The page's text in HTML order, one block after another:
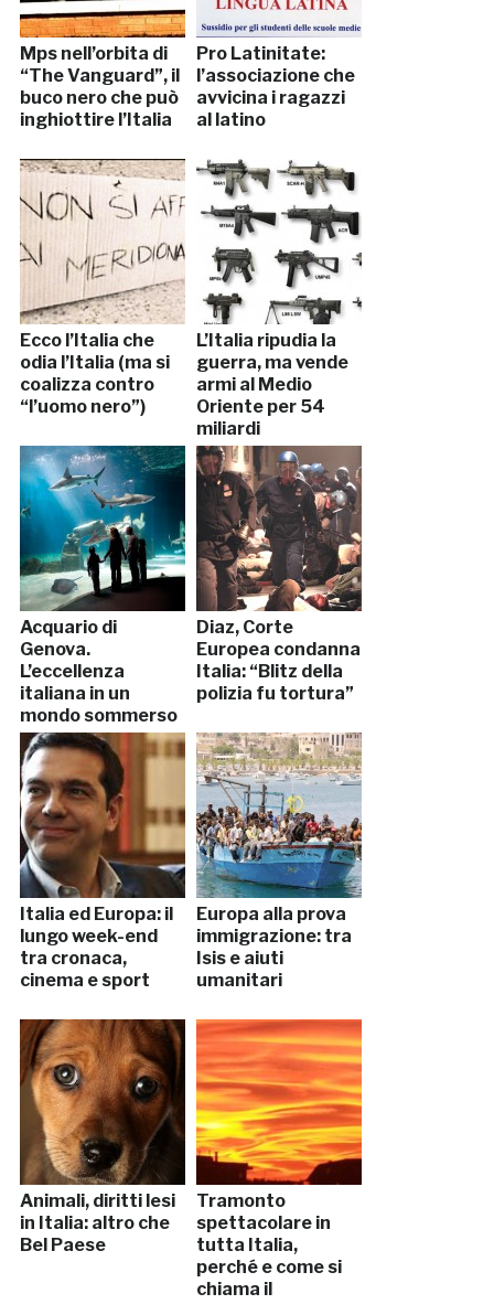
Mps nell’orbita di
“The Vanguard”, il
buco nero che può
inghiottire l’Italia
Pro Latinitate:
l’associazione che
avvicina i ragazzi
al latino
Ecco l’Italia che
odia l’Italia (ma si
coalizza contro
“l’uomo nero”)
L’Italia ripudia la
guerra, ma vende
armi al Medio
Oriente per 54
miliardi
Acquario di
Genova.
L’eccellenza
italiana in un
mondo sommerso
Diaz, Corte
Europea condanna
Italia: “Blitz della
polizia fu tortura”
Italia ed Europa: il
lungo week-end
tra cronaca,
cinema e sport
Europa alla prova
immigrazione: tra
Isis e aiuti
umanitari
Animali, diritti lesi
in Italia: altro che
Bel Paese
Tramonto
spettacolare in
tutta Italia,
perché e come si
chiama il